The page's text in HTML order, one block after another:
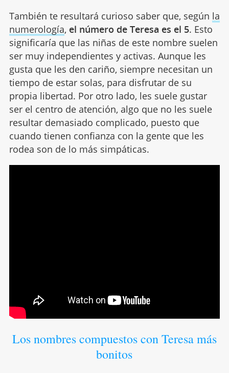
También te resultará curioso saber que, según la
numerología, el número de Teresa es el 5. Esto
significaría que las niñas de este nombre suelen
ser muy independientes y activas. Aunque les
gusta que les den cariño, siempre necesitan un
tiempo de estar solas, para disfrutar de su
propia libertad. Por otro lado, les suele gustar
ser el centro de atención, algo que no les suele
resultar demasiado complicado, puesto que
cuando tienen confianza con la gente que les
rodea son de lo más simpáticas.
Los nombres compuestos con Teresa más
bonitos